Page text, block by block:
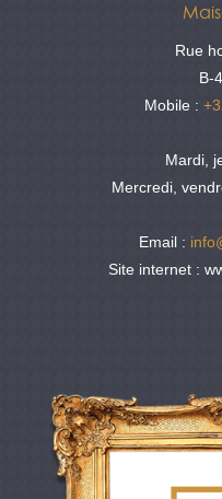
Rue
B-
Mobile :
Mardi,
Mercredi,
Email :
Site internet :